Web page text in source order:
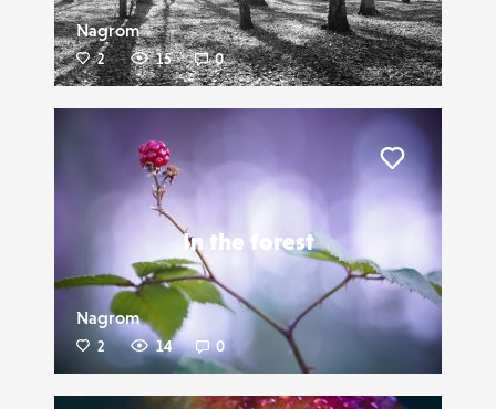
Nagrom
2 15 0
In the forest
Nagrom
2 14 0